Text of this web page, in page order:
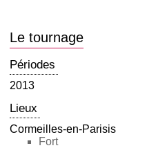
Le tournage
Périodes
2013
Lieux
Cormeilles-en-Parisis
Fort